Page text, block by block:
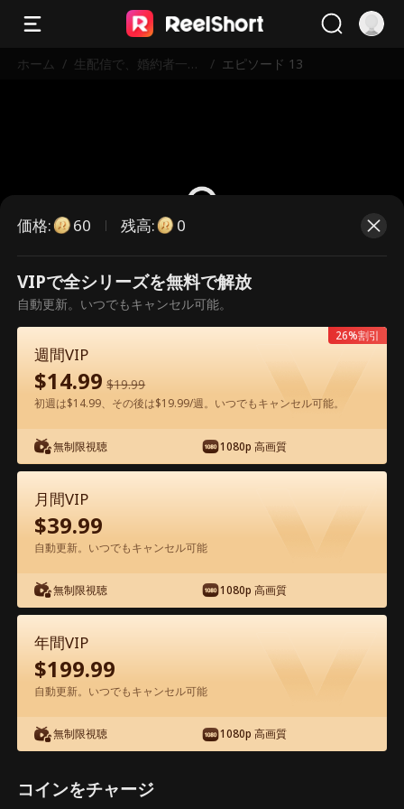
ホーム / 生配信で、婚約者一家
/ エピソード 13
こちらは有料のエピソードです。視
聴いただくには解放が必要です。
アプリ内で無料視聴可能
エピソード13 - 生配信で、婚約者一家を
地獄に堕とす 映画フル
1-50 51-55
13 16
価格: 60 残高: 0
VIPで全シリーズを無料で解放
自動更新。いつでもキャンセル可能。
週間VIP
$14.99 $19.99
初週は$14.99、その後は$19.99/週。いつでもキャンセル可能。
無制限視聴 1080p 高画質
26%割引
月間VIP
$39.99
自動更新。いつでもキャンセル可能
無制限視聴 1080p 高画質
年間VIP
$199.99
自動更新。いつでもキャンセル可能
無制限視聴 1080p 高画質
コインをチャージ